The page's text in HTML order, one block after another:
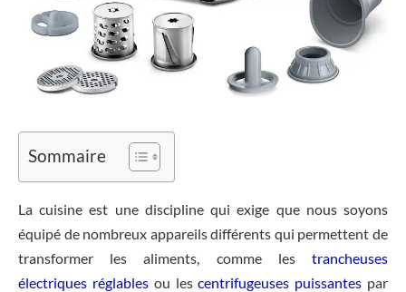
Sommaire
La cuisine est une discipline qui exige que nous soyons
équipé de nombreux appareils différents qui permettent de
transformer les aliments, comme les trancheuses
électriques réglablesou lescentrifugeuses puissantes par